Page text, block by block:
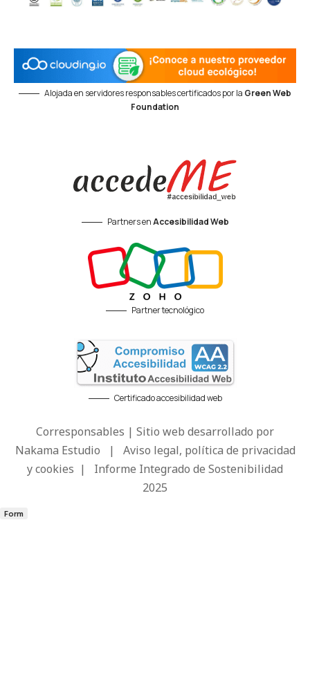
Alojada en servidores responsables certificados por la Green Web
Foundation
Partners enAccesibilidad Web
Partner tecnológico
Certificado accesibilidad web
Corresponsables | Sitio web desarrollado por
Nakama Estudio | Aviso legal, política de privacidad
y cookies | Informe Integrado de Sostenibilidad
2025
Form